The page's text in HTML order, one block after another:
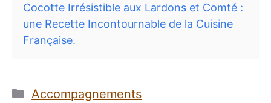
Cocotte Irrésistible aux Lardons et Comté :
une Recette Incontournable de la Cuisine
Française.
Catégories
Accompagnements